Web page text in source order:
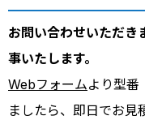
お問い合わせいただき
事いたします。
Webフォームより型番
ましたら、即日でお見